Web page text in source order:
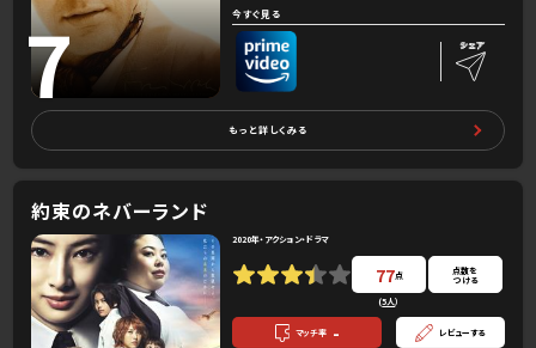
7 今すぐ見る
もっと詳しくみる
約束のネバーランド
2020年・アクション・ドラマ
77点
(5人）
点数を
つける
マッチ率 - レビューする